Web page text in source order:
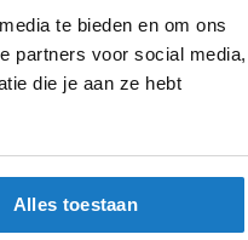
te bieden en om ons
partners voor social media,
die je aan ze hebt
Alles toestaan
Stratum GTX
Grey/Anthracite
Motorjassen
Man, Unisex